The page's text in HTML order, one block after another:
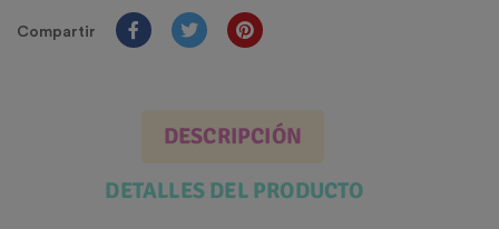
Compartir
DESCRIPCIÓN
DETALLES DEL PRODUCTO